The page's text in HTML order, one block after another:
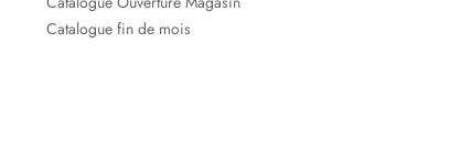
Catalogue fin de mois